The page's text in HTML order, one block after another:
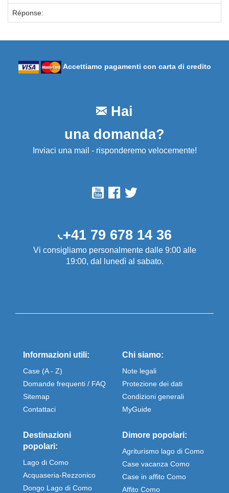
Réponse:
Accettiamo pagamenti con carta di credito
Hai
una domanda?
Inviaci una mail - risponderemo velocemente!
+41 79 678 14 36
Vi consigliamo personalmente dalle 9:00 alle
19:00, dal lunedì al sabato.
Informazioni utili:
Case (A - Z)
Domande frequenti / FAQ
Sitemap
Contattaci
Chi siamo:
Note legali
Protezione dei dati
Condizioni generali
MyGuide
Destinazioni
popolari:
Lago di Como
Acquaseria-Rezzonico
Dongo Lago di Como
Dimore popolari:
Agriturismo lago di Como
Case vacanza Como
Case in affito Como
Affito Como